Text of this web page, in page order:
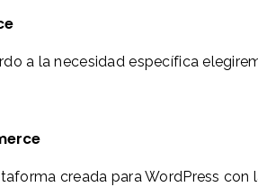
a la necesidad específica
creada para WordPress